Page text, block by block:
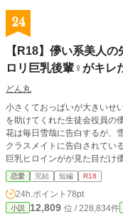
24
【R18】儚い系美人
ロリ巨乳後輩♀がキレ
どん丸
小さくておっぱいが大きいせ
を助けてくれた生徒会役員の
花は毎日雪哉に告白するが、
クラスメイトに告白されて
巨乳ヒロインがが見た目だけ
イトルこれだけど甘々いちゃ
とにかくエロ以外ないお仕置
恋愛 完結 短編 R18
24h.ポイント 78pt
小説 12,809 位 / 228,834件